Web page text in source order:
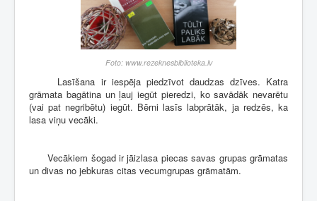
Foto: www.rezeknesbiblioteka.lv
Lasīšana ir iespēja piedzīvot daudzas dzīves. Katra
grāmata bagātina un ļauj iegūt pieredzi, ko savādāk nevarētu
(vai pat negribētu) iegūt. Bērni lasīs labprātāk, ja redzēs, ka
lasa viņu vecāki.
Vecākiem šogad ir jāizlasa piecas savas grupas grāmatas
un divas no jebkuras citas vecumgrupas grāmatām.